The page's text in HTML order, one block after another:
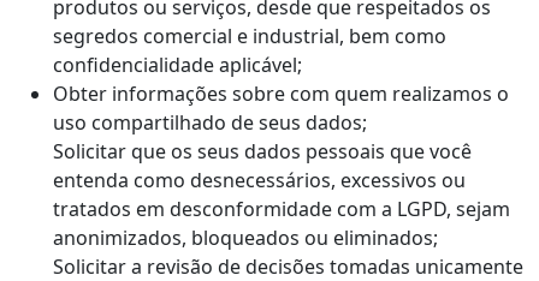
produtos ou serviços, desde que respeitados os
segredos comercial e industrial, bem como
confidencialidade aplicável;
Obter informações sobre com quem realizamos o
uso compartilhado de seus dados;
Solicitar que os seus dados pessoais que você
entenda como desnecessários, excessivos ou
tratados em desconformidade com a LGPD, sejam
anonimizados, bloqueados ou eliminados;
Solicitar a revisão de decisões tomadas unicamente